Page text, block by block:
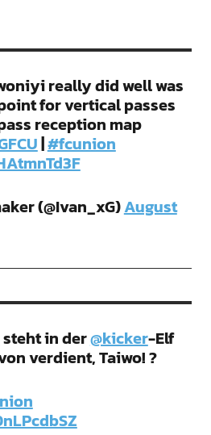
really did well was
for vertical passes
reception map
|#fcunion
(@Ivan_xG)August
steht in der@kicker-Elf
verdient, Taiwo! ?